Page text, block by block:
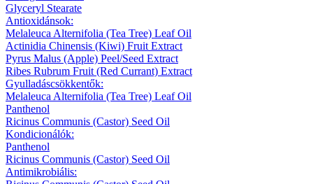
Glyceryl Stearate
Antioxidánsok:
Melaleuca Alternifolia (Tea Tree) Leaf Oil
Actinidia Chinensis (Kiwi) Fruit Extract
Pyrus Malus (Apple) Peel/Seed Extract
Ribes Rubrum Fruit (Red Currant) Extract
Gyulladáscsökkentők:
Melaleuca Alternifolia (Tea Tree) Leaf Oil
Panthenol
Ricinus Communis (Castor) Seed Oil
Kondicionálók:
Panthenol
Ricinus Communis (Castor) Seed Oil
Antimikrobiális: